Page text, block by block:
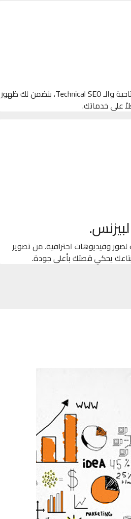
بنخلي جوجل يحب موقعك! من خلال تحسين الكلمات المفتاحية والـ Technical SEO، بنضمن لك ظهور
على خدماتك.
وفيديوهات احترافية. من تصوير
بتاعك يحكي قصتك بأعلى جودة.